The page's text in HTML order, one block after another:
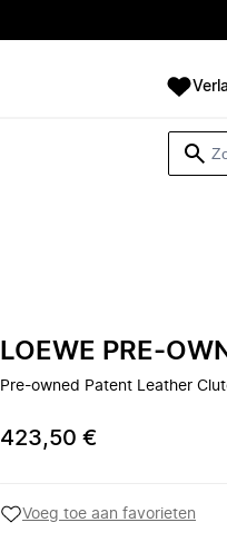
LOEWE PRE-
Pre-owned Patent Leather
423,50 €
Voeg toe aan favorieten